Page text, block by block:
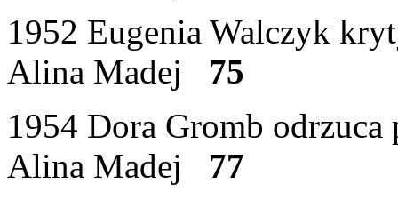
1952 Eugenia Walczyk
Alina Madej 75
1954 Dora Gromb odrzuca
Alina Madej 77